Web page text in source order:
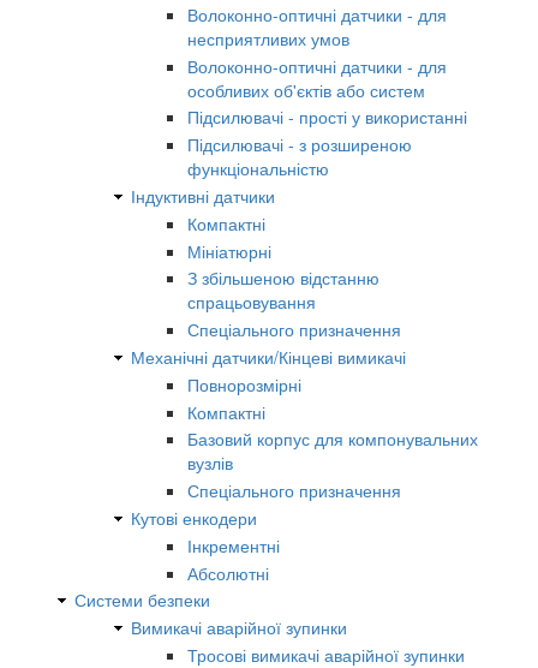
Волоконно-оптичні датчики - для
несприятливих умов
Волоконно-оптичні датчики - для
особливих об'єктів або систем
Підсилювачі - прості у використанні
Підсилювачі - з розширеною
функціональністю
Індуктивні датчики
Компактні
Мініатюрні
З збільшеною відстанню
спрацьовування
Спеціального призначення
Механічні датчики/Кінцеві вимикачі
Повнорозмірні
Компактні
Базовий корпус для компонувальних
вузлів
Спеціального призначення
Кутові енкодери
Інкрементні
Абсолютні
Системи безпеки
Вимикачі аварійної зупинки
Тросові вимикачі аварійної зупинки